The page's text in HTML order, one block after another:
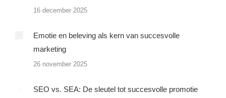
16 december 2025
Emotie en beleving als kern van succesvolle
marketing
26 november 2025
SEO vs. SEA: De sleutel tot succesvolle promotie